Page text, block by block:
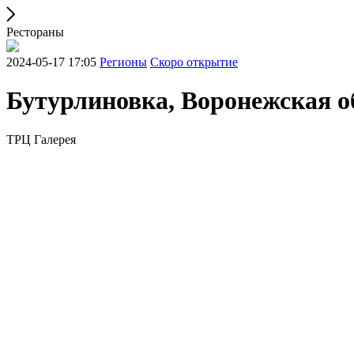
Рестораны
2024-05-17 17:05 Регионы Скоро открытие
Бутурлиновка, Воронежская
ТРЦ Галерея